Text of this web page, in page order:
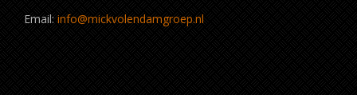
Email: info@mickvolendamgroep.nl